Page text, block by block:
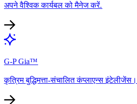
अपने वैश्विक कार्यबल को मैनेज करें.​​
G-P Gia™​​
कृत्रिम बुद्धिमत्ता-संचालित कंप्लाएन्स इंटेलीजेंस।​​